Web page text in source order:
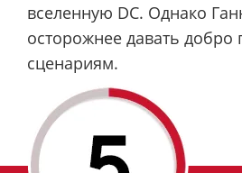
вселенную DC. Однако
осторожнее давать
сценариям.